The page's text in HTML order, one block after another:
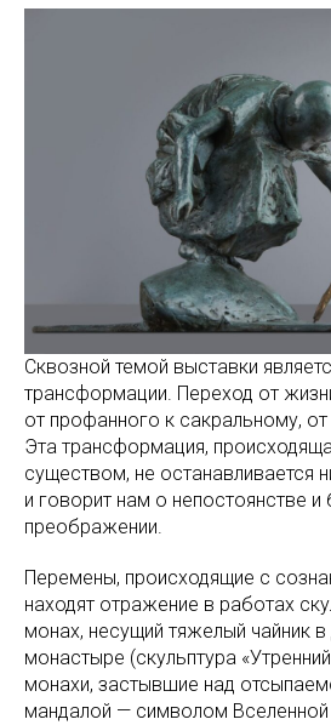
Сквозной темой выставки
трансформации. Переход от
от профанного к сакральному,
Эта трансформация,
существом, не останавливается
и говорит нам о непостоянстве
преображении.
Перемены, происходящие с
находят отражение в работах
монах, несущий тяжелый чайник
монастыре (скульптура
монахи, застывшие над
мандалой — символом Вселенной